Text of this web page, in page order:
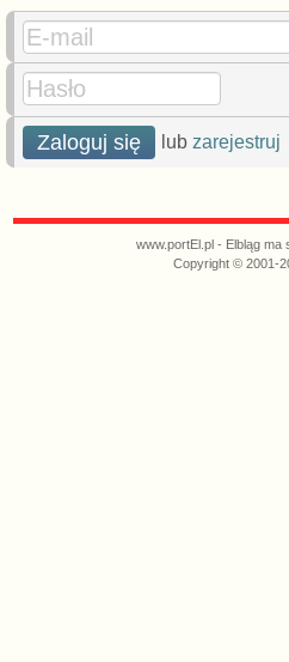
E-mail
Hasło
Zaloguj się lub zarejestruj
www.portEl.pl - Elbląg ma
Copyright © 2001-